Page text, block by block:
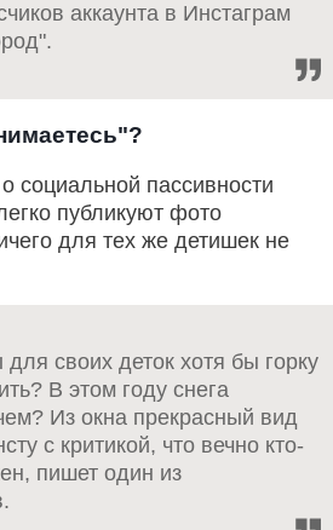
аккаунта в Инстаграм
социальной пассивности
публикуют фото
для тех же детишек не
своих деток хотя бы горку
В этом году снега
Из окна прекрасный вид
с критикой, что вечно кто-
пишет один из